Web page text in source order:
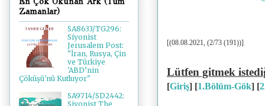
[(08.08.2021, (2/73 (191))]
Lütfen gitmek
[Giriş] [1.Bölüm-Gök] [
Zamanlar)
SA8633/TG296:
Siyonist
Jerusalem Post:
"İran, Rusya, Çin
ve Türkiye
'ABD’nin
Çöküşü'nü Kutluyor"
SA9714/SD2442:
Siyonist The